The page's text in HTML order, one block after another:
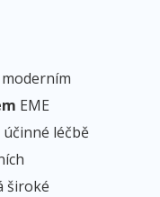
EME
účinné léčbě
široké